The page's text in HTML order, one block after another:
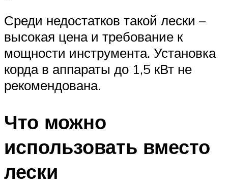
Среди недостатков такой лески –
высокая цена и требование к
мощности инструмента. Установка
корда в аппараты до 1,5 кВт не
рекомендована.
Что можно
использовать вместо
лески